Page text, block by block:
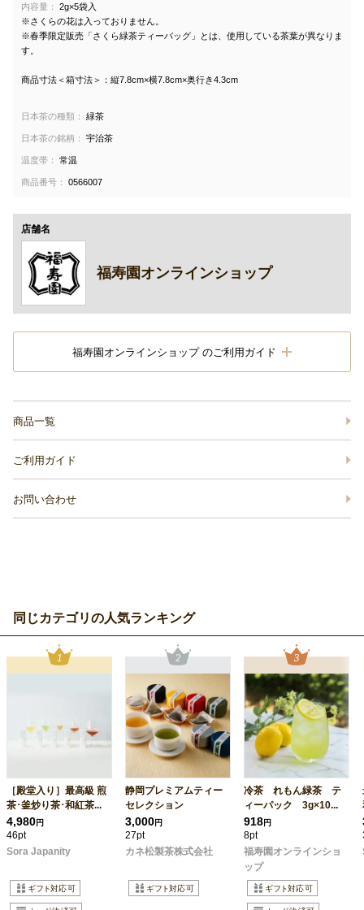
内容量：
2g×5袋入
※さくらの花は入っておりません。
※春季限定販売「さくら緑茶ティーバッグ」とは、使用している茶葉が異なりま
す。
商品寸法＜箱寸法＞：縦7.8cm×横7.8cm×奥行き4.3cm
日本茶の種類： 緑茶
日本茶の銘柄： 宇治茶
温度帯： 常温
商品番号： 0566007
店舗名
福寿園オンラインショップ
福寿園オンラインショップ のご利用ガイド
商品一覧
ご利用ガイド
お問い合わせ
同じカテゴリの人気ランキング
［殿堂入り］最高級 煎
茶･釜炒り茶･和紅茶...
4,980円
46pt
Sora Japanity
静岡プレミアムティー
セレクション
3,000円
27pt
カネ松製茶株式会社
冷茶 れもん緑茶 テ
ィーパック 3g×10...
918円
8pt
福寿園オンラインショ
ップ